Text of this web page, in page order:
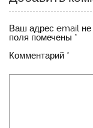
Ваш адрес email не
поля помечены *
Комментарий *